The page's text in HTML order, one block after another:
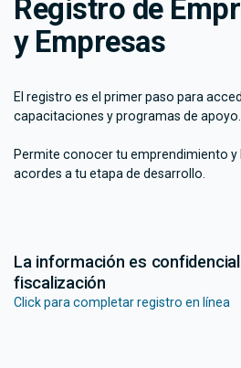
Registro de
y Empresas
El registro es el primer paso para
capacitaciones y programas de apoyo.
Permite conocer tu emprendimiento
acordes a tu etapa de desarrollo.
La información es
fiscalización
Click para completar registro en línea